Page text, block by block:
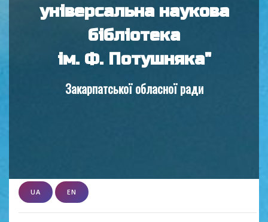
універсальна наукова
бібліотека
ім. Ф. Потушняка"
Закарпатської обласної ради
UA EN